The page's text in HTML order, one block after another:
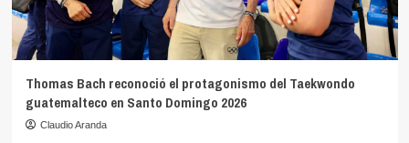
Thomas Bach reconoció el protagonismo del Taekwondo
guatemalteco en Santo Domingo 2026
Claudio Aranda